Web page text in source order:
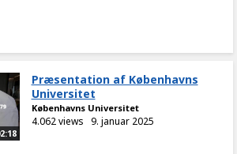
Præsentation af Københavns
Universitet
Københavns Universitet
4.062 views 9. januar 2025